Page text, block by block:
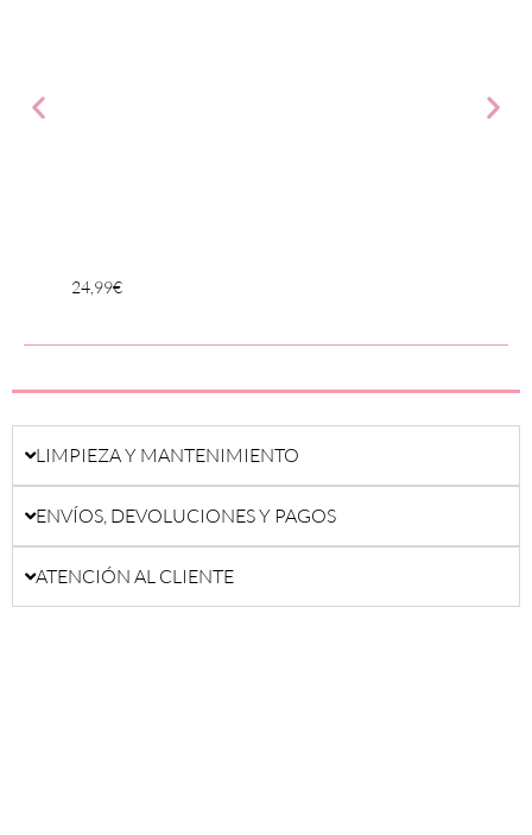
24,99€
LIMPIEZA Y MANTENIMIENTO
ENVÍOS, DEVOLUCIONES Y PAGOS
ATENCIÓN AL CLIENTE